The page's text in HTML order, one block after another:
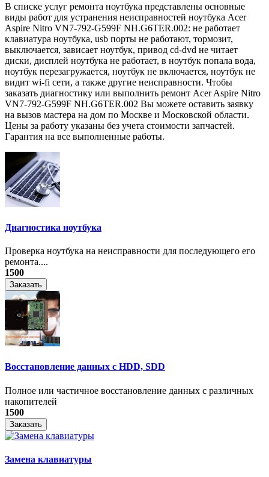
В списке услуг ремонта ноутбука представлены основные
виды работ для устранения неисправностей ноутбука Acer
Aspire Nitro VN7-792-G599F NH.G6TER.002: не работает
клавиатура ноутбука, usb порты не работают, тормозит,
выключается, зависает ноутбук, привод cd-dvd не читает
диски, дисплей ноутбука не работает, в ноутбук попала вода,
ноутбук перезагружается, ноутбук не включается, ноутбук не
видит wi-fi сети, а также другие неисправности. Чтобы
заказать диагностику или выполнить ремонт Acer Aspire Nitro
VN7-792-G599F NH.G6TER.002 Вы можете оставить заявку
на вызов мастера на дом по Москве и Московской области.
Цены за работу указаны без учета стоимости запчастей.
Гарантия на все выполненные работы.
Диагностика ноутбука
Проверка ноутбука на неисправности для последующего его
ремонта....
1500
Заказать
Восстановление данных с HDD, SDD
Полное или частичное восстановление данных с различных
накопителей
1500
Заказать
Замена клавиатуры